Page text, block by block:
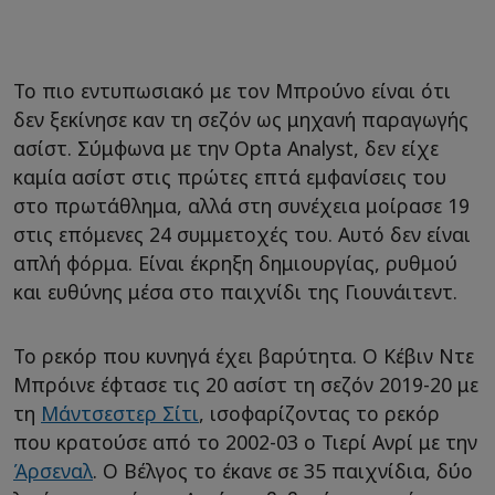
Το πιο εντυπωσιακό με τον Μπρούνο είναι ότι
δεν ξεκίνησε καν τη σεζόν ως μηχανή παραγωγής
ασίστ. Σύμφωνα με την Opta Analyst, δεν είχε
καμία ασίστ στις πρώτες επτά εμφανίσεις του
στο πρωτάθλημα, αλλά στη συνέχεια μοίρασε 19
στις επόμενες 24 συμμετοχές του. Αυτό δεν είναι
απλή φόρμα. Είναι έκρηξη δημιουργίας, ρυθμού
και ευθύνης μέσα στο παιχνίδι της Γιουνάιτεντ.
Το ρεκόρ που κυνηγά έχει βαρύτητα. Ο Κέβιν Ντε
Μπρόινε έφτασε τις 20 ασίστ τη σεζόν 2019-20 με
τη Μάντσεστερ Σίτι, ισοφαρίζοντας το ρεκόρ
που κρατούσε από το 2002-03 ο Τιερί Ανρί με την
Άρσεναλ. Ο Βέλγος το έκανε σε 35 παιχνίδια, δύο